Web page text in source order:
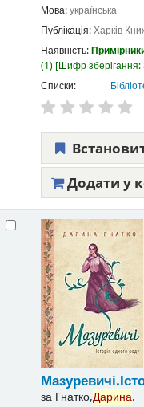
Мова:українська
Публікація:Харків
Наявність:
(1) Шифр зберігання:
Списки:
Додати у
за Гнатко,Дарина.